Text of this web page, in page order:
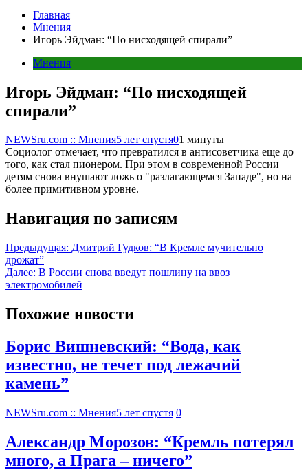
Главная
Мнения
Игорь Эйдман: “По нисходящей спирали”
Мнения
Игорь Эйдман: “По нисходящей
спирали”
NEWSru.com :: Мнения5 лет спустя01 минуты
Социолог отмечает, что превратился в антисоветчика еще до
того, как стал пионером. При этом в современной России
детям снова внушают ложь о "разлагающемся Западе", но на
более примитивном уровне.
Навигация по записям
Предыдущая: Дмитрий Гудков: “В Кремле мучительно
дрожат”
Далее: В России снова введут пошлину на ввоз
электромобилей
Похожие новости
Борис Вишневский: “Вода, как
известно, не течет под лежачий
камень”
NEWSru.com :: Мнения5 лет спустя 0
Александр Морозов: “Кремль потерял
много, а Прага – ничего”